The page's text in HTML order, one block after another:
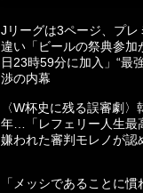
Jリーグは3ページ、プ
違い「ビールの祭典参加
日23時59分に加入」“最
渉の内幕
〈W杯史に残る誤審劇
年…「レフェリー人生最
嫌われた審判モレノが認
「メッシであることに